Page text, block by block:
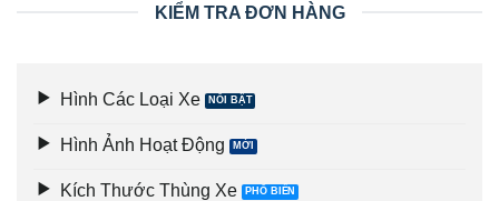
KIỂM TRA ĐƠN HÀNG
Hình Các Loại Xe
Hình Ảnh Hoạt Động
Kích Thước Thùng Xe